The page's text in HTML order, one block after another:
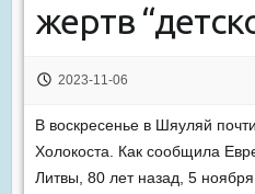
жертв
2023-11-06
В воскресенье в Шяуляй
Холокоста. Как сообщила
Литвы, 80 лет назад, 5